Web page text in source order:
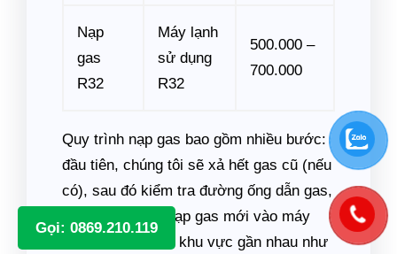
Gọi: 0869.210.119
Nạp
gas
R32
Máy lạnh
sử dụng
R32
500.000 –
700.000
Quy trình nạp gas bao gồm nhiều bước:
đầu tiên, chúng tôi sẽ xả hết gas cũ (nếu
có), sau đó kiểm tra đường ống dẫn gas,
và cuối cùng là nạp gas mới vào máy
lạnh. Đối với các khu vực gần nhau như